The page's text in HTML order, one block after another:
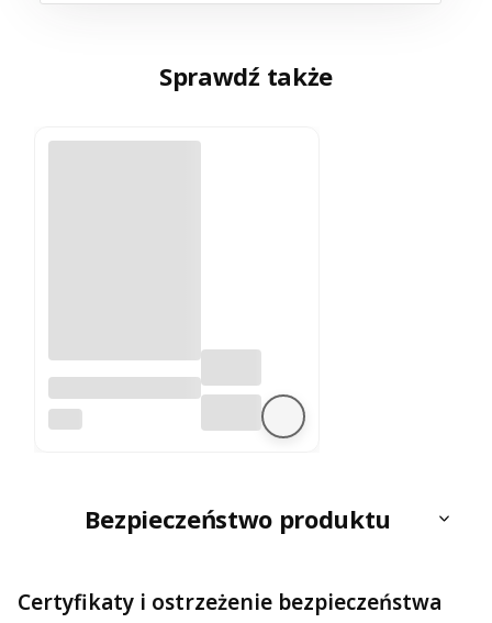
Sprawdź także
Sudety Środkowe
1:40 000. Góry
Bezpieczeństwo produktu
Certyfikaty i ostrzeżenie bezpieczeństwa